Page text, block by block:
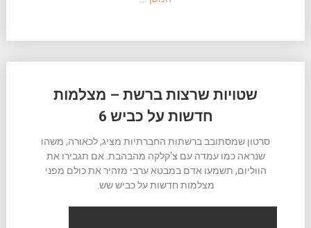
שטויות שרצות ברשת – מצלמות
חדשות על כביש 6
סרטון שמסתובב ברשתות החברתיות מציג, לכאורה, משהו
שנראה כמו עמדה עם צ'קלקה מהבהבת. אם תגבירו את
הווליום, תשמעו אדם במבטא ערבי מזהיר את כולם מפני
מצלמות חדשות על כביש שש.